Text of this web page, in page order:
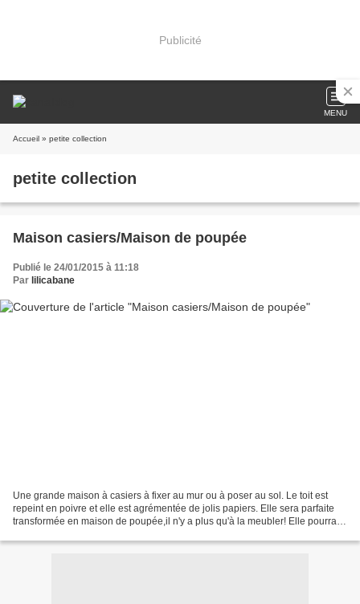
Publicité
MENU
Accueil » petite collection
petite collection
Maison casiers/Maison de poupée
Publié le 24/01/2015 à 11:18
Par lilicabane
Une grande maison à casiers à fixer au mur ou à poser au sol. Le toit est
repeint en poivre et elle est agrémentée de jolis papiers. Elle sera parfaite
transformée en maison de poupée,il n'y a plus qu'à la meubler! Elle pourra